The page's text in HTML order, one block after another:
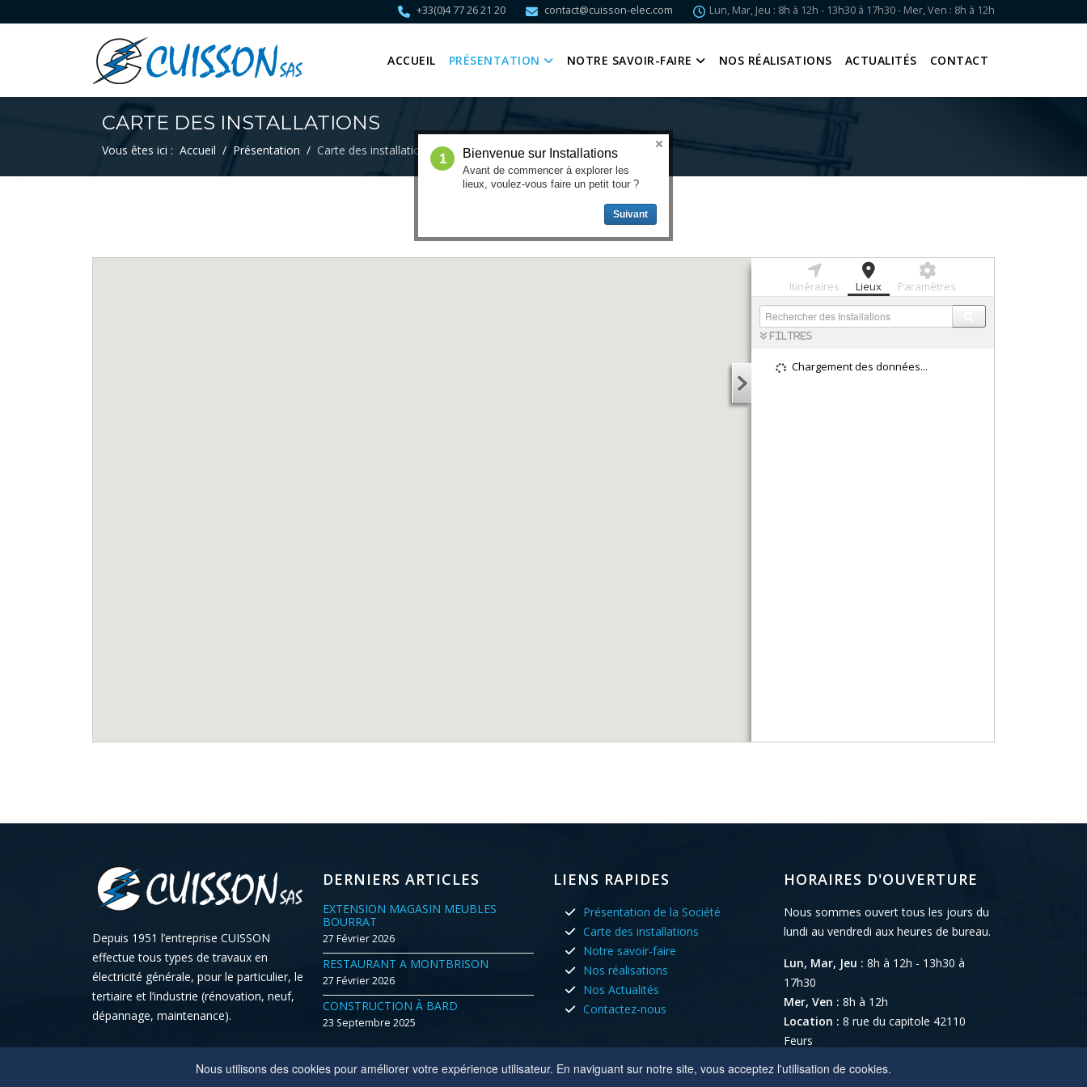
Nous utilisons des cookies pour améliorer votre expérience utilisateur. En naviguant sur notre site, vous acceptez l'utilisation de cookies.
+33(0)4 77 26 21 20 contact@cuisson-elec.com Lun, Mar, Jeu : 8h à 12h - 13h30 à 17h30 - Mer, Ven : 8h à 12h
ACCUEIL PRÉSENTATION NOTRE SAVOIR-FAIRE NOS RÉALISATIONS ACTUALITÉS CONTACT
CARTE DES INSTALLATIONS
Vous êtes ici : Accueil Présentation Carte des installations
Itinéraires Lieux Paramètres
Filtres
Chargement des données...
Depuis 1951 l’entreprise CUISSON
effectue tous types de travaux en
électricité générale, pour le particulier, le
tertiaire et l’industrie (rénovation, neuf,
dépannage, maintenance).
DERNIERS ARTICLES
EXTENSION MAGASIN MEUBLES
BOURRAT
27 Février 2026
RESTAURANT A MONTBRISON
27 Février 2026
CONSTRUCTION À BARD
23 Septembre 2025
LIENS RAPIDES
Présentation de la Société
Carte des installations
Notre savoir-faire
Nos réalisations
Nos Actualités
Contactez-nous
HORAIRES D'OUVERTURE
Nous sommes ouvert tous les jours du
lundi au vendredi aux heures de bureau.
Lun, Mar, Jeu : 8h à 12h - 13h30 à
17h30
Mer, Ven : 8h à 12h
Location : 8 rue du capitole 42110
Feurs
1 Bienvenue sur Installations
Avant de commencer à explorer les
lieux, voulez-vous faire un petit tour ?
Suivant